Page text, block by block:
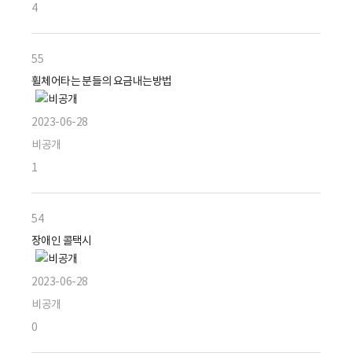
4
55
휠체어타는 분들의 요금내는방법
2023-06-28
비공개
1
54
장애인 콜택시
2023-06-28
비공개
0